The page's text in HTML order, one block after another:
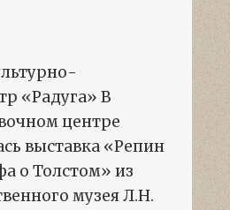
«Радуга» В
центре
выставка «Репин
о Толстом» из
музея Л.Н.